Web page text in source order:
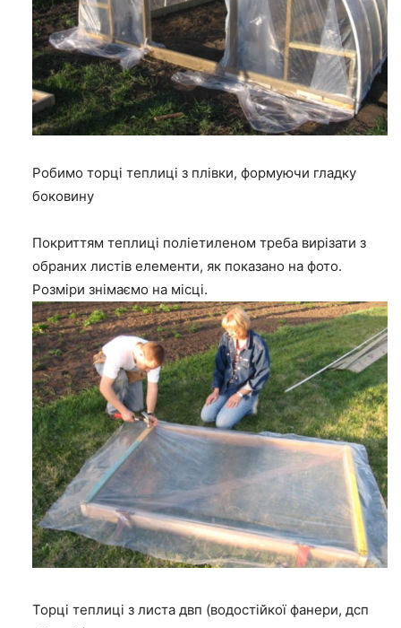
Робимо торці теплиці з плівки, формуючи гладку
боковину
Покриттям теплиці поліетиленом треба вирізати з
обраних листів елементи, як показано на фото.
Розміри знімаємо на місці.
Торці теплиці з листа двп (водостійкої фанери, дсп